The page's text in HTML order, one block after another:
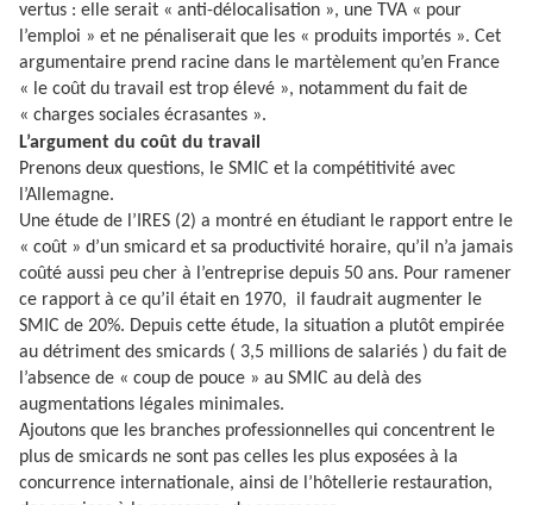
vertus : elle serait « anti-délocalisation », une TVA « pour
l’emploi » et ne pénaliserait que les « produits importés ». Cet
argumentaire prend racine dans le martèlement qu’en France
« le coût du travail est trop élevé », notamment du fait de
« charges sociales écrasantes ».
L’argument du coût du travail
Prenons deux questions, le SMIC et la compétitivité avec
l’Allemagne.
Une étude de l’IRES (2) a montré en étudiant le rapport entre le
« coût » d’un smicard et sa productivité horaire, qu’il n’a jamais
coûté aussi peu cher à l’entreprise depuis 50 ans. Pour ramener
ce rapport à ce qu’il était en 1970,
il faudrait augmenter le
SMIC de 20%. Depuis cette étude, la situation a plutôt empirée
au détriment des smicards ( 3,5 millions de salariés ) du fait de
l’absence de « coup de pouce » au SMIC au delà des
augmentations légales minimales.
Ajoutons que les branches professionnelles qui concentrent le
plus de smicards ne sont pas celles les plus exposées à la
concurrence internationale, ainsi de l’hôtellerie restauration,